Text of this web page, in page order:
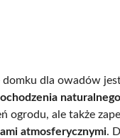
dla owadów
naturalnego
ogrodu, ale także
atmosferycznymi.